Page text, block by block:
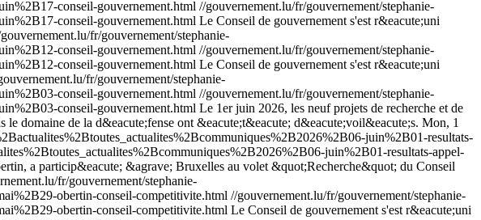
conseil-gouvernement.html //gouvernement.lu/fr/gouvernement/stephanie-
conseil-gouvernement.html Le Conseil de gouvernement s'est r&eacute;uni
fr/gouvernement/stephanie-
conseil-gouvernement.html //gouvernement.lu/fr/gouvernement/stephanie-
conseil-gouvernement.html Le Conseil de gouvernement s'est r&eacute;uni
fr/gouvernement/stephanie-
conseil-gouvernement.html //gouvernement.lu/fr/gouvernement/stephanie-
conseil-gouvernement.html Le 1er juin 2026, les neuf projets de recherche et de
domaine de la d&eacute;fense ont &eacute;t&eacute; d&eacute;voil&eacute;s. Mon, 1
juin%2B01-resultats-
juin%2B01-resultats-appel-
a particip&eacute; &agrave; Bruxelles au volet &quot;Recherche&quot; du Conseil
fr/gouvernement/stephanie-
obertin-conseil-competitivite.html //gouvernement.lu/fr/gouvernement/stephanie-
obertin-conseil-competitivite.html Le Conseil de gouvernement s'est r&eacute;uni